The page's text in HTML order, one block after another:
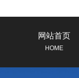
网站首页
HOME